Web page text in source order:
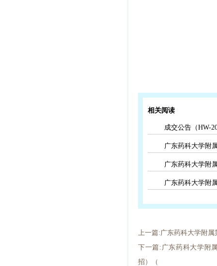
相关阅读
成交公告（HW-
广东药科大学附
广东药科大学附
广东药科大学附
上一篇:广东药科大学附属
下一篇:广东药科大学附
招）（